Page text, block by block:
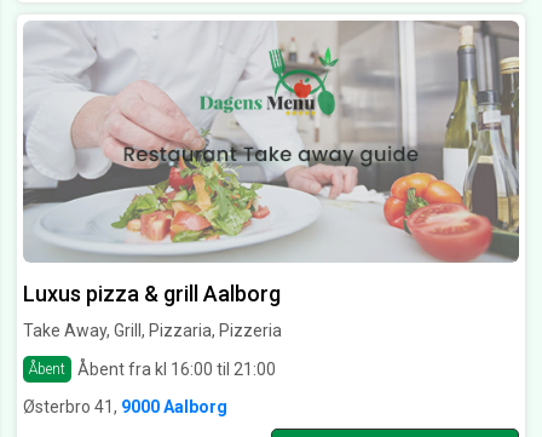
Luxus pizza & grill Aalborg
Take Away, Grill, Pizzaria, Pizzeria
Åbent
Åbent fra kl 16:00 til 21:00
Østerbro 41, 9000 Aalborg